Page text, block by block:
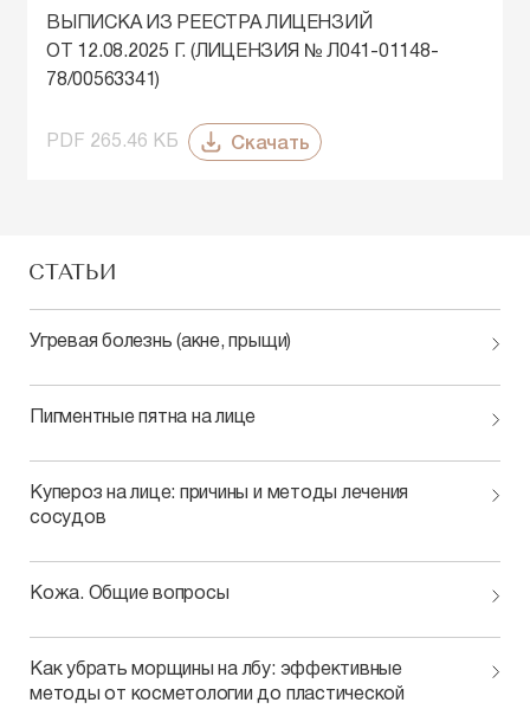
ВЫПИСКА ИЗ РЕЕСТРА ЛИЦЕНЗИЙ
ОТ 12.08.2025 Г. (ЛИЦЕНЗИЯ № Л041-01148-
78/00563341)
PDF 265.46 КБ Скачать
СТАТЬИ
Угревая болезнь (акне, прыщи)
Пигментные пятна на лице
Купероз на лице: причины и методы лечения
сосудов
Кожа. Общие вопросы
Как убрать морщины на лбу: эффективные
методы от косметологии до пластической